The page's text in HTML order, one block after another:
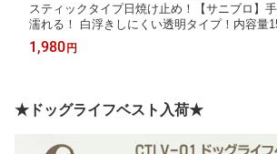
スティックタイプ日焼け止め！【サニブロ】
濡れる！ 白浮きしにくい透明タイプ！内容
+++ UV耐水性★★ ナイアシンアミド ヒア
キス コンパクトサイズ うるおい 昭和レト
1,980 円
★ドッグライフベスト入荷★